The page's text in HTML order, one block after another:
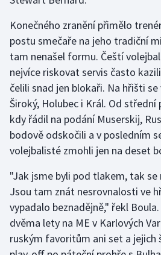
Olympijské hry
Parasport
Plavání
Plážový volejbal
Ragby
Rychlobruslení
Rychlostní kanoistika
Short track
Sportovní střelba
Konečného zranění přimělo
postu smečaře na jeho tradiční
tam nenašel formu. Čeští
nejvíce riskovat servis často
čelili snad jen blokaři. Na hřišti
Široký, Holubec i Král. Od střední
kdy řádil na podání Muserskij,
bodově odskočili a v posledním
volejbalisté zmohli jen na deset
"Jak jsme byli pod tlakem, tak se
Jsou tam znát nesrovnalosti ve
vypadalo beznadějně," řekl
dvěma lety na ME v Karlových
ruským favoritům ani set a jejich